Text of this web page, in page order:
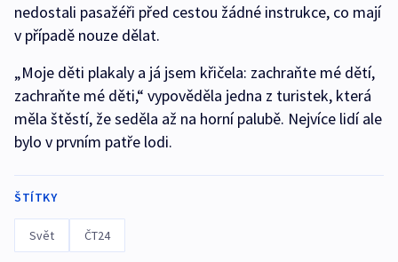
nedostali pasažéři před cestou žádné instrukce, co mají
v případě nouze dělat.
„Moje děti plakaly a já jsem křičela: zachraňte mé dětí,
zachraňte mé děti,“ vypověděla jedna z turistek, která
měla štěstí, že seděla až na horní palubě. Nejvíce lidí ale
bylo v prvním patře lodi.
ŠTÍTKY
Svět ČT24